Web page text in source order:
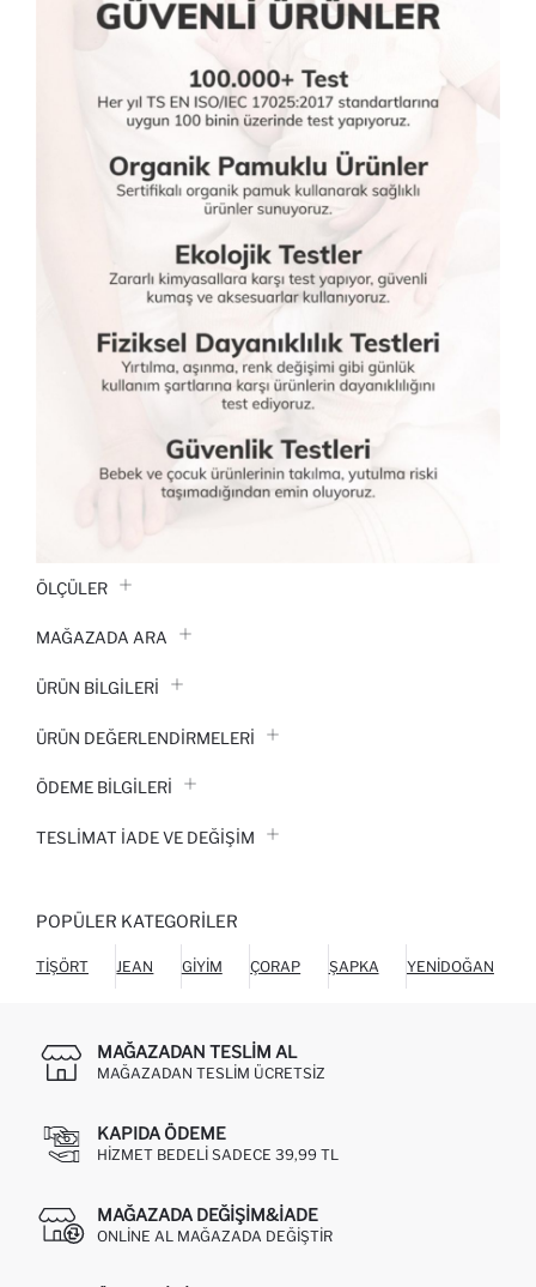
ÖLÇÜLER
MAĞAZADA ARA
ÜRÜN BILGILERI
ÜRÜN DEĞERLENDİRMELERİ
ÖDEME BİLGİLERİ
TESLIMAT İADE VE DEĞIŞIM
POPÜLER KATEGORILER
TIŞÖRT JEAN GIYIM ÇORAP ŞAPKA YENIDOĞAN
MAĞAZADAN TESLIM AL
MAĞAZADAN TESLIM ÜCRETSIZ
KAPIDA ÖDEME
HIZMET BEDELI SADECE 39,99 TL
MAĞAZADA DEĞIŞIM&İADE
ONLINE AL MAĞAZADA DEĞIŞTIR